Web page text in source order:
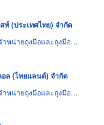
ท์ (ประเทศไทย) จำกัด
หน่ายถุงมือและถุงมือยาง
ล (ไทยแลนด์) จำกัด
หน่ายถุงมือและถุงมือยาง